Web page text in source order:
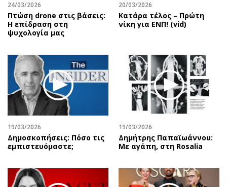
24/03/2026
Πτώση drone στις βάσεις:
Η επίδραση στη
ψυχολογία μας
20/03/2026
Κατάρα τέλος – Πρώτη
νίκη για ΕΝΠ! (vid)
19/03/2026
Δημοσκοπήσεις: Πόσο τις
εμπιστευόμαστε;
19/03/2026
Δημήτρης Παπαϊωάννου:
Με αγάπη, στη Rosalia